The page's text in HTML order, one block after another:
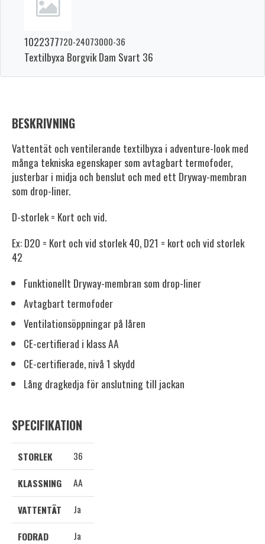
1022377720-24073000-36
Textilbyxa Borgvik Dam Svart 36
BESKRIVNING
Vattentät och ventilerande textilbyxa i adventure-look med
många tekniska egenskaper som avtagbart termofoder,
justerbar i midja och benslut och med ett Dryway-membran
som drop-liner.
D-storlek = Kort och vid.
Ex: D20 = Kort och vid storlek 40, D21 = kort och vid storlek
42
Funktionellt Dryway-membran som drop-liner
Avtagbart termofoder
Ventilationsöppningar på låren
CE-certifierad i klass AA
CE-certifierade, nivå 1 skydd
Lång dragkedja för anslutning till jackan
SPECIFIKATION
STORLEK
36
KLASSNING
AA
VATTENTÄT
Ja
FODRAD
Ja